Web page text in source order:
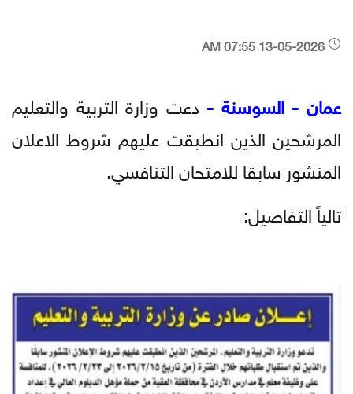
عمان - السوسنة - دعت وزارة التربية والتعليم
المرشحين الذين انطبقت عليهم شروط الاعلان
المنشور سابقا للامتحان التنافسي.
تالياً التفاصيل: